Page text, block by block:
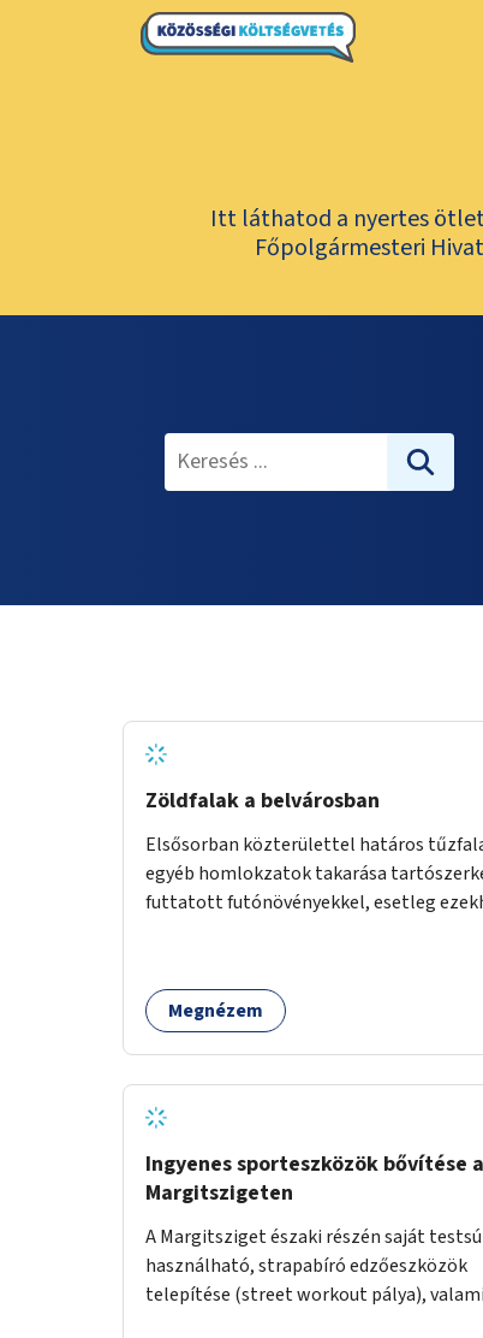
Itt láthatod a nyertes
Főpolgármesteri
Zöldfalak a belvárosban
Elsősorban közterülettel határos
egyéb homlokzatok takarása
futtatott futónövényekkel, esetleg
zöldfelületek mennyisége, ahol helyhiány
miatt másra nincs lehetőség.
Megnézem
Ingyenes sporteszközök bővítése a
Margitszigeten
A Margitsziget északi részén saját
használható, strapabíró edzőeszközök
telepítése (street workout pálya),